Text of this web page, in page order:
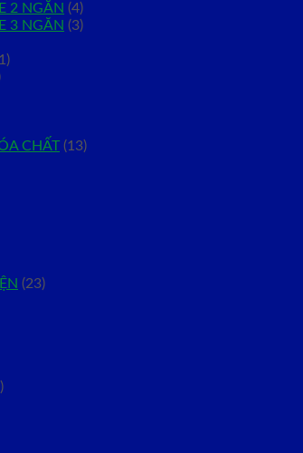
2 NGĂN (4)
3 NGĂN (3)
CHẤT (13)
(23)